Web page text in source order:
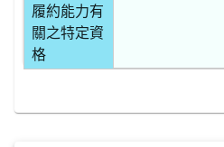
履約能力有
關之特定資
格